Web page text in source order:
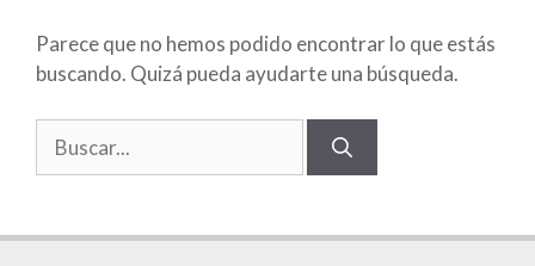
Parece que no hemos podido encontrar lo que estás
buscando. Quizá pueda ayudarte una búsqueda.